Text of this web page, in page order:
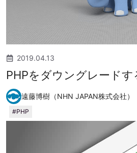
2019.04.13
PHPをダウングレード
遠藤博樹（NHN JAPAN株式会社）
PHP